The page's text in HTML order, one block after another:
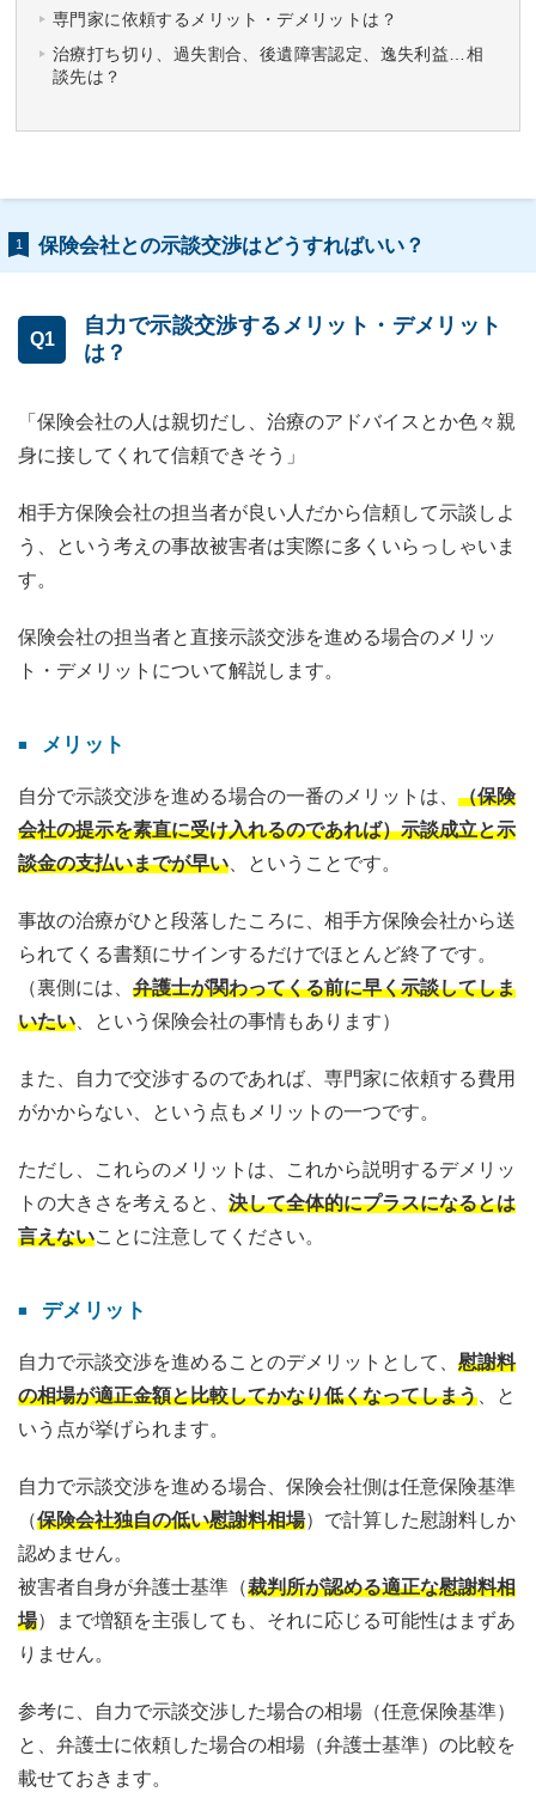
専門家に依頼するメリット・デメリットは？
治療打ち切り、過失割合、後遺障害認定、逸失利益…相
談先は？
1 保険会社との示談交渉はどうすればいい？
Q1
自力で示談交渉するメリット・デメリット
は？
「保険会社の人は親切だし、治療のアドバイスとか色々親
身に接してくれて信頼できそう」
相手方保険会社の担当者が良い人だから信頼して示談しよ
う、という考えの事故被害者は実際に多くいらっしゃいま
す。
保険会社の担当者と直接示談交渉を進める場合のメリッ
ト・デメリットについて解説します。
メリット
自分で示談交渉を進める場合の一番のメリットは、 （保険
会社の提示を素直に受け入れるのであれば）示談成立と示
談金の支払いまでが早い、ということです。
事故の治療がひと段落したころに、相手方保険会社から送
られてくる書類にサインするだけでほとんど終了です。
（裏側には、 弁護士が関わってくる前に早く示談してしま
いたい、という保険会社の事情もあります）
また、自力で交渉するのであれば、専門家に依頼する費用
がかからない、という点もメリットの一つです。
ただし、これらのメリットは、これから説明するデメリッ
トの大きさを考えると、 決して全体的にプラスになるとは
言えないことに注意してください。
デメリット
自力で示談交渉を進めることのデメリットとして、 慰謝料
の相場が適正金額と比較してかなり低くなってしまう、と
いう点が挙げられます。
自力で示談交渉を進める場合、保険会社側は任意保険基準
（保険会社独自の低い慰謝料相場）で計算した慰謝料しか
認めません。
被害者自身が弁護士基準（裁判所が認める適正な慰謝料相
場）まで増額を主張しても、それに応じる可能性はまずあ
りません。
参考に、自力で示談交渉した場合の相場（任意保険基準）
と、弁護士に依頼した場合の相場（弁護士基準）の比較を
載せておきます。